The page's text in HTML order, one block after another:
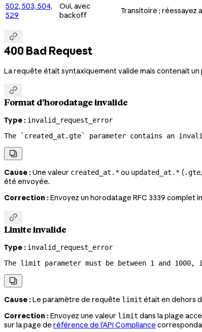
502, 503, 504,
529
Oui, avec
backoff
Transitoire ; réessayez

400 Bad Request
La requête était syntaxiquement valide mais contenait

Format d'horodatage invalide
Type : invalid_request_error
The `created_at.gte` parameter contains an

Cause :Une valeur created_at.*ou updated_at.* ( .gte,
été envoyée.
Correction :Envoyez un horodatage RFC 3339 complet

Limite invalide
Type : invalid_request_error
The limit parameter must be between 1 and 1000,

Cause :Le paramètre de requête limit était en dehors
Correction :Envoyez une valeur limit dans la plage
sur la page de référence de l'API Compliance